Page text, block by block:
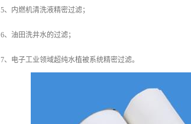
5、内燃机清洗液精密过滤；
6、油田洗井水的过滤；
7、电子工业领域超纯水植被系统精密过滤。